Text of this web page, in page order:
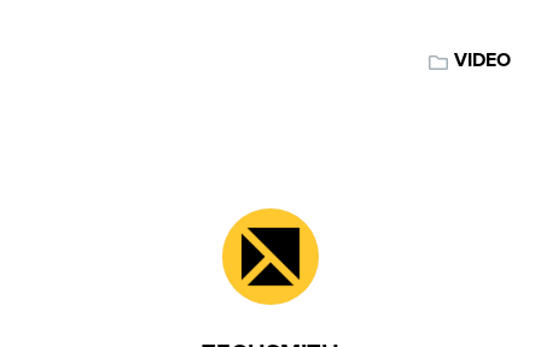
VIDEO